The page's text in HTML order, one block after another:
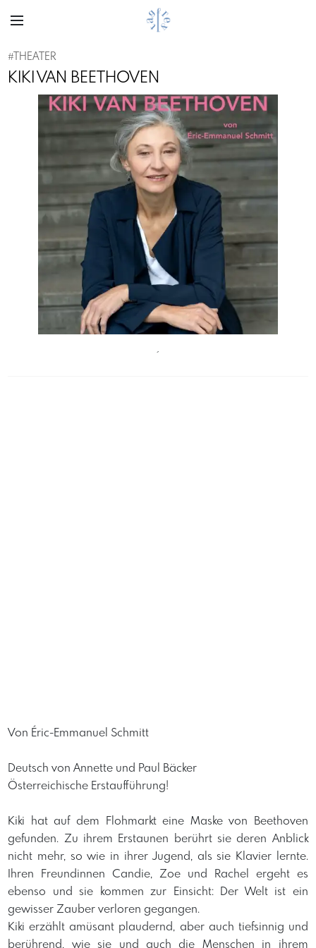
# THEATER
KIKI VAN BEETHOVEN
Previous
´
Von Éric-Emmanuel Schmitt
Deutsch von Annette und Paul Bäcker
Österreichische Erstaufführung!
Kiki hat auf dem Flohmarkt eine Maske von Beethoven
gefunden. Zu ihrem Erstaunen berührt sie deren Anblick
nicht mehr, so wie in ihrer Jugend, als sie Klavier lernte.
Ihren Freundinnen Candie, Zoe und Rachel ergeht es
ebenso und sie kommen zur Einsicht: Der Welt ist ein
gewisser Zauber verloren gegangen.
Kiki erzählt amüsant plaudernd, aber auch tiefsinnig und
berührend, wie sie und auch die Menschen in ihrem